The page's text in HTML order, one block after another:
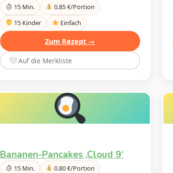
15 Min.
0.85 €/Portion
15 Kinder
Einfach
Zum Rezept →
Auf die Merkliste
Bananen-Pancakes ‚Cloud 9‘
15 Min.
0.80 €/Portion